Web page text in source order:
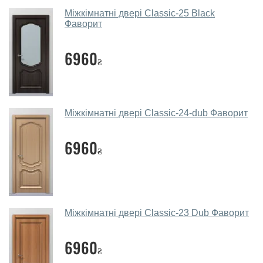
дверей.
міжкімнатні двері фаворит?
месенджери, онлайн-чат або безпосередньо в нашому
салоні-магазині.
Які основні особливості та переваги
ваших міжкімнатних дверей?
Каркас полотна міжкімнатних дверей виготовляється з
накладками товщиною 20 мм. Завдяки такій товщині
МДФ, вся конструкція виходить дуже міцною та
надійною.
Які міжкімнатні двері фаворит
порадите?
Міжкімнатні двері Classic-25 Black
Фаворит
6960₴
Міжкімнатні двері Classic-24-dub Фаворит
6960₴
Міжкімнатні двері Classic-23 Dub Фаворит
6960₴